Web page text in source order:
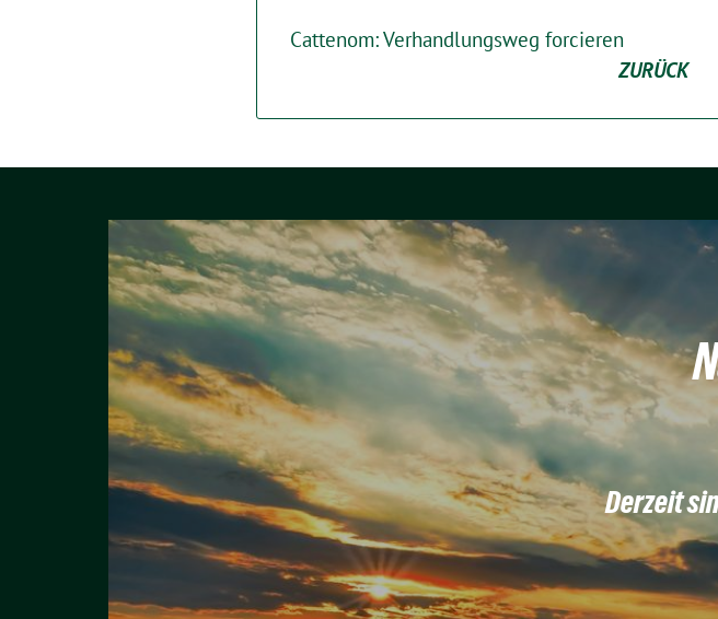
Cattenom: Verhandlungsweg forcieren
ZURÜCK
Derzeit